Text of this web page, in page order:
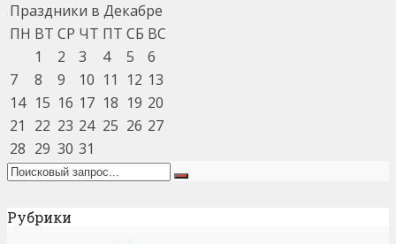
Праздники в Декабре
ПН ВТ СР ЧТ ПТ СБ ВС
1
2 3 4 5
6
7
8 9 10 11 12 13
14 15 16 17 18 19 20
21
22 23 24 25 26 27
28 29 30 31
Рубрики